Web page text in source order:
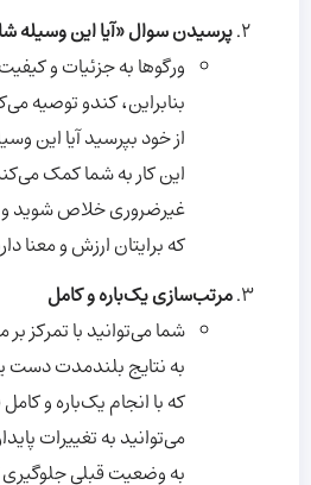
پرسیدن سوال «آیا این وسیله
ورگوها به جزئیات و
بنابراین، کندو توصیه
از خود بپرسید آیا این
این کار به شما کمک
غیرضروری خلاص شوید و
که برایتان ارزش و معنا
مرتب‌سازی یک‌باره و کامل
شما می‌توانید با تمرکز
به نتایج بلندمدت دست
که با انجام یک‌باره و
می‌توانید به تغییرات
به وضعیت قبلی